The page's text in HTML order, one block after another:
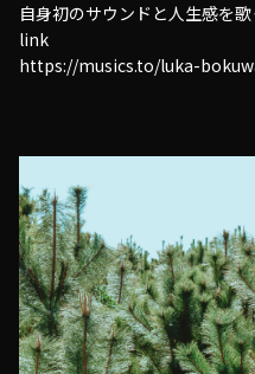
自身初のサウンドと人生感を
link
https://musics.to/luka-